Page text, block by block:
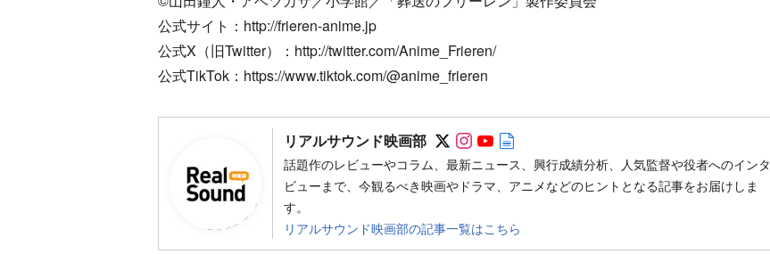
公式サイト：http://frieren-anime.jp
公式X（旧Twitter）：http://twitter.com/Anime_Frieren/
公式TikTok：https://www.tiktok.com/@anime_frieren
リアルサウンド映画部 Follow on SNS
Follow on SNS
Follow on SNS
話題作のレビューやコラム、最新ニュース、興行成績分析、人気監督や役者へのインタ
ビューまで、今観るべき映画やドラマ、アニメなどのヒントとなる記事をお届けしま
す。
リアルサウンド映画部の記事一覧はこちら